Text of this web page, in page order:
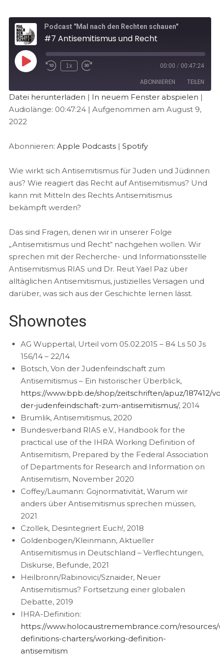
Podcast "Mal nach den Rechten schauen"
#7 Antisemitismus und Recht
1x 00:00 / 00:47:24
ABONNIEREN TEILEN
Apple Podcasts Spotify
TEILEN
EMBED
Datei herunterladen | In neuem Fenster abspielen |
Audiolänge: 00:47:24| Aufgenommen am August 9,
2022
Abonnieren: Apple Podcasts| Spotify
Wie wirkt sich Antisemitismus für Juden und Jüdinnen
aus? Wie reagiert das Recht auf Antisemitismus? Und
kann mit Mitteln des Rechts Antisemitismus
bekämpft werden?
Das sind Fragen, denen wir in unserer Folge
„Antisemitismus und Recht“ nachgehen wollen. Wir
sprechen mit der Recherche- und Informationsstelle
Antisemitismus RIAS und Dr. Reut Yael Paz über
alltäglichen Antisemitismus, justizielles Versagen und
darüber, was sich aus der Geschichte lernen lässt.
Shownotes
AG Wuppertal, Urteil vom 05.02.2015 – 84 Ls 50 Js
156/14 – 22/14
Botsch, Von der Judenfeindschaft zum
Antisemitismus – Ein historischer Überblick,
https://www.bpb.de/shop/zeitschriften/apuz/187412/
der-judenfeindschaft-zum-antisemitismus/, 2014
Brumlik, Antisemitismus, 2020
Bundesverband RIAS e.V., Handbook for the
practical use of the IHRA Working Definition of
Antisemitism, Prepared by the Federal Association
of Departments for Research and Information on
Antisemitism, November 2020
Coffey/Laumann: Gojnormativität, Warum wir
anders über Antisemitismus sprechen müssen,
2021
Czollek, Desintegriert Euch!, 2018
Goldenbogen/Kleinmann, Aktueller
Antisemitismus in Deutschland – Verflechtungen,
Diskurse, Befunde, 2021
Heilbronn/Rabinovici/Sznaider, Neuer
Antisemitismus? Fortsetzung einer globalen
Debatte, 2019
IHRA-Definition:
https://www.holocaustremembrance.com/
definitions-charters/working-definition-
antisemitism